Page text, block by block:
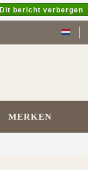
MERKEN
Dit bericht verbergen